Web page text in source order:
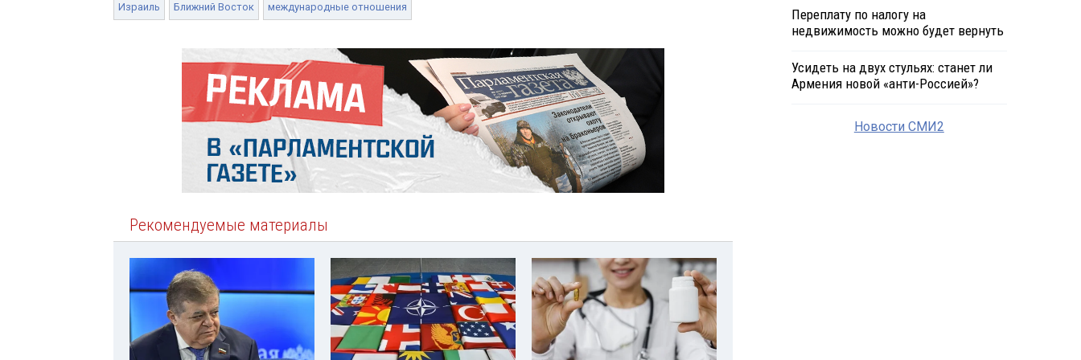
Израиль Ближний Восток международные отношения
Рекомендуемые материалы
Переплату по налогу на
недвижимость можно будет вернуть
Усидеть на двух стульях: станет ли
Армения новой «анти-Россией»?
Новости СМИ2